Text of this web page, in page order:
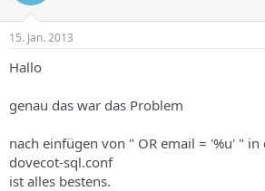
15. Jan. 2013
Hallo
genau das war das Problem
nach einfügen von " OR email = '%u' "
dovecot-sql.conf
ist alles bestens.